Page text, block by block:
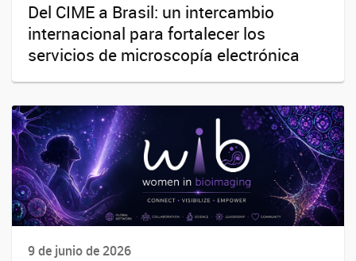
Del CIME a Brasil: un intercambio
internacional para fortalecer los
servicios de microscopía electrónica
9 de junio de 2026